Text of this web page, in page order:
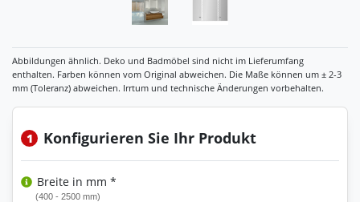
1 Konfigurieren Sie Ihr Produkt
Breite in mm *
(400 - 2500 mm)